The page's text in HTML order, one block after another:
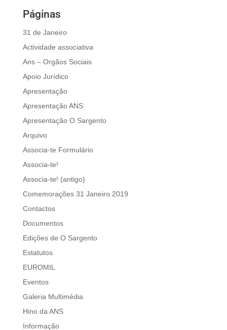
Páginas
31 de Janeiro
Actividade associativa
Ans – Orgãos Sociais
Apoio Jurídico
Apresentação
Apresentação ANS
Apresentação O Sargento
Arquivo
Associa-te Formulário
Associa-te!
Associa-te! (antigo)
Comemorações 31 Janeiro 2019
Contactos
Documentos
Edições de O Sargento
Estatutos
EUROMIL
Eventos
Galeria Multimédia
Hino da ANS
Informação